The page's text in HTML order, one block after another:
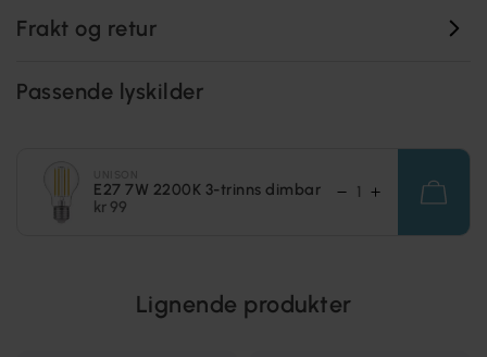
Frakt og retur
Passende lyskilder
E27 7W 2200K 3-trinns dimbar
kr 99
Lignende produkter